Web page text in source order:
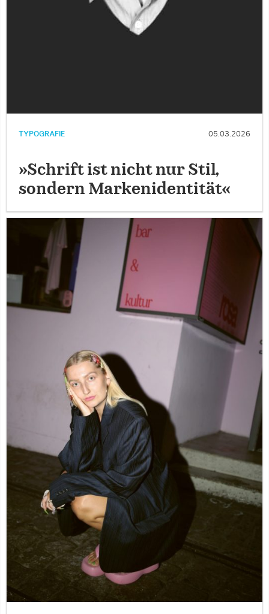
TYPOGRAFIE 05.03.2026
»Schrift ist nicht nur Stil,
sondern Markenidentität«